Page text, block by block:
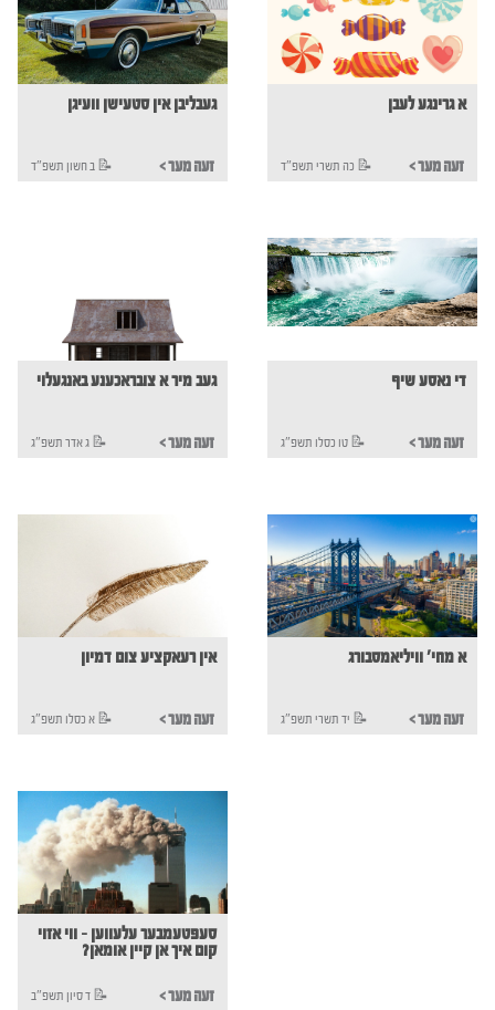
געבליבן אין סטעישן וועיגן
< זעה מער ב חשון תשפ"ד 📝
א גרינגע לעבן
< זעה מער כה תשרי תשפ"ד 📝
געב מיר א צובראכענע באנגעלוי
< זעה מער ג אדר תשפ"ג 📝
די נאסע שיף
< זעה מער טו כסלו תשפ"ג 📝
אין רעאקציע צום דמיון
< זעה מער א כסלו תשפ"ג 📝
א מחי' וויליאמסבורג
< זעה מער יד תשרי תשפ"ג 📝
סעפטעמבער עלעווען - ווי אזוי
קום איך אן קיין אומאן?
< זעה מער ד סיון תשפ"ב 📝